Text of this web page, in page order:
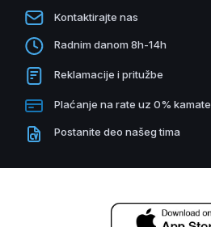
Kontaktirajte nas
Radnim danom 8h-14h
Reklamacije i pritužbe
Plaćanje na rate uz 0% kamate
Postanite deo našeg tima